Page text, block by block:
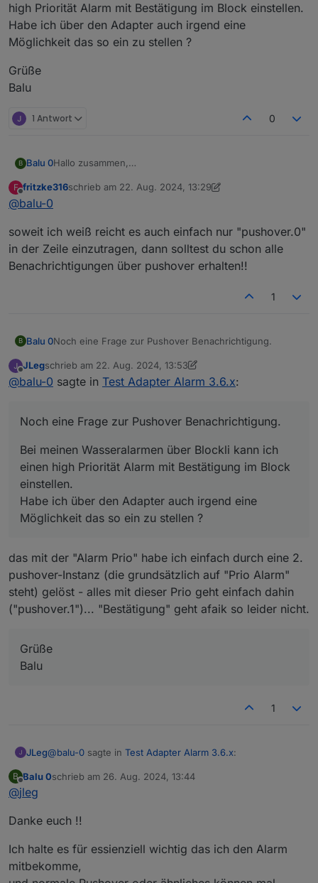
Danke für eure Hilfe !
nimm nicht das PLUS sondern tippe telegram.0 (also die
Instanz, welche du verwenden willst) ein und dann
high Priorität Alarm mit Bestätigung im Block einstellen.
Habe ich über den Adapter auch irgend eine
Möglichkeit das so ein zu stellen ?
Grüße
Balu
1 Antwort 0
B Balu 0Hallo zusammen,
pushover.
Pushover läüft :
?
Danke für eure Hilfe !
nimm nicht das PLUS sondern tippe telegram.0 (also die
F
Offline
fritzke316schrieb am 22. Aug. 2024, 13:29
zuletzt editiert von fritzke316
@balu-0
soweit ich weiß reicht es auch einfach nur "pushover.0"
in der Zeile einzutragen, dann solltest du schon alle
Benachrichtigungen über pushover erhalten!!
1
B Balu 0Noch eine Frage zur Pushover Benachrichtigung.
Bei meinen Wasseralarmen über Blockli kann ich einen
high Priorität Alarm mit Bestätigung im Block einstellen.
Offline
JLegschrieb am 22. Aug. 2024, 13:53
zuletzt editiert von JLeg
@balu-0 sagte in Test Adapter Alarm 3.6.x:
Noch eine Frage zur Pushover Benachrichtigung.
Bei meinen Wasseralarmen über Blockli kann ich
einen high Priorität Alarm mit Bestätigung im Block
einstellen.
Habe ich über den Adapter auch irgend eine
Möglichkeit das so ein zu stellen ?
das mit der "Alarm Prio" habe ich einfach durch eine 2.
pushover-Instanz (die grundsätzlich auf "Prio Alarm"
steht) gelöst - alles mit dieser Prio geht einfach dahin
("pushover.1")... "Bestätigung" geht afaik so leider nicht.
Grüße
Balu
1
JLeg@balu-0 sagte in Test Adapter Alarm 3.6.x:
Bei meinen Wasseralarmen über Blockli kann ich
einstellen.
Habe ich über den Adapter auch irgend eine
Möglichkeit das so ein zu stellen ?
das mit der "Alarm Prio" habe ich einfach durch eine 2.
steht) gelöst - alles mit dieser Prio geht einfach dahin
("pushover.1")... "Bestätigung" geht afaik so leider nicht.
Grüße
Balu
B
Offline
Balu 0schrieb am 26. Aug. 2024, 13:44
zuletzt editiert von
@jleg
Danke euch !!
Ich halte es für essienziell wichtig das ich den Alarm
mitbekomme,